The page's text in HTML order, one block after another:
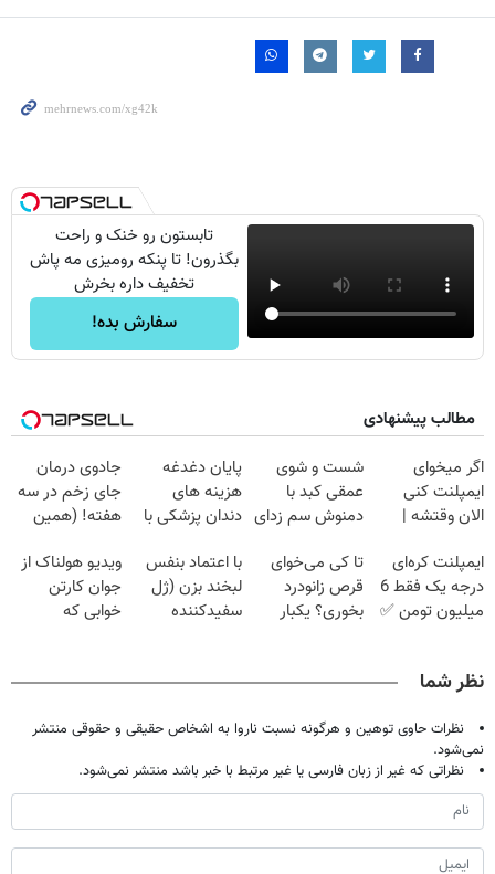
تابستون رو خنک و راحت
بگذرون! تا پنکه رومیزی مه پاش
تخفیف داره بخرش
سفارش بده!
مطالب پیشنهادی
اگر میخوای
ایمپلنت کنی
الان وقتشه |
میلیون تومان!!!
شست و شوی
عمقی کبد با
دمنوش سم زدای
پایان دغدغه
هزینه های
دندان پزشکی با
خانگی
جادوی درمان
جای زخم در سه
هفته! (همین
صحبت کنید)
ایمپلنت کره‌ای
درجه یک فقط 6
میلیون تومن ✅
تا کی می‌خوای
قرص زانودرد
بخوری؟ یکبار
با اعتماد بنفس
لبخند بزن (ژل
سفیدکننده
ویدیو هولناک از
جوان کارتن
خوابی که
نظر شما
نظرات حاوی توهین و هرگونه نسبت ناروا به اشخاص حقیقی و حقوقی منتشر
نمی‌شود.
نظراتی که غیر از زبان فارسی یا غیر مرتبط با خبر باشد منتشر نمی‌شود.